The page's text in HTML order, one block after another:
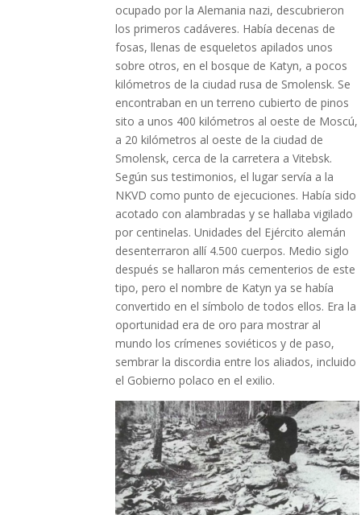
ocupado por la Alemania nazi, descubrieron
los primeros cadáveres. Había decenas de
fosas, llenas de esqueletos apilados unos
sobre otros, en el bosque de Katyn, a pocos
kilómetros de la ciudad rusa de Smolensk. Se
encontraban en un terreno cubierto de pinos
sito a unos 400 kilómetros al oeste de Moscú,
a 20 kilómetros al oeste de la ciudad de
Smolensk, cerca de la carretera a Vitebsk.
Según sus testimonios, el lugar servía a la
NKVD como punto de ejecuciones. Había sido
acotado con alambradas y se hallaba vigilado
por centinelas. Unidades del Ejército alemán
desenterraron allí 4.500 cuerpos. Medio siglo
después se hallaron más cementerios de este
tipo, pero el nombre de Katyn ya se había
convertido en el símbolo de todos ellos. Era la
oportunidad era de oro para mostrar al
mundo los crímenes soviéticos y de paso,
sembrar la discordia entre los aliados, incluido
el Gobierno polaco en el exilio.